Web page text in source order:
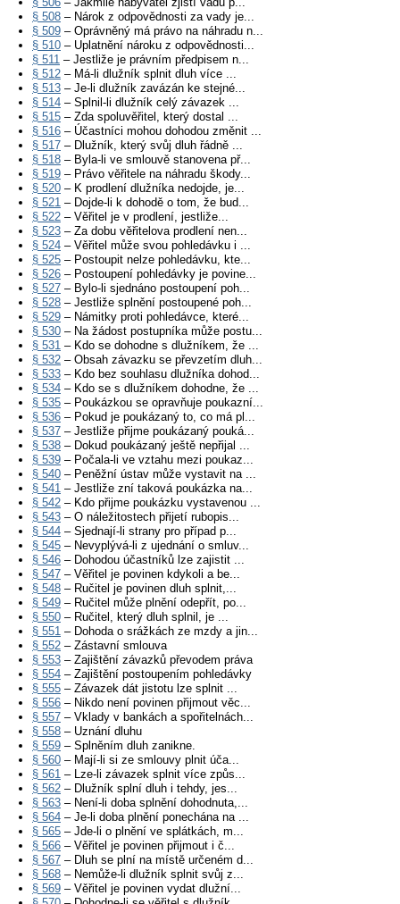
§ 508 – Nárok z odpovědnosti za vady je...
§ 509 – Oprávněný má právo na náhradu n...
§ 510 – Uplatnění nároku z odpovědnosti...
§ 511 – Jestliže je právním předpisem n...
§ 512 – Má-li dlužník splnit dluh více ...
§ 513 – Je-li dlužník zavázán ke stejné...
§ 514 – Splnil-li dlužník celý závazek ...
§ 515 – Zda spoluvěřitel, který dostal ...
§ 516 – Účastníci mohou dohodou změnit ...
§ 517 – Dlužník, který svůj dluh řádně ...
§ 518 – Byla-li ve smlouvě stanovena př...
§ 519 – Právo věřitele na náhradu škody...
§ 520 – K prodlení dlužníka nedojde, je...
§ 521 – Dojde-li k dohodě o tom, že bud...
§ 522 – Věřitel je v prodlení, jestliže...
§ 523 – Za dobu věřitelova prodlení nen...
§ 524 – Věřitel může svou pohledávku i ...
§ 525 – Postoupit nelze pohledávku, kte...
§ 526 – Postoupení pohledávky je povine...
§ 527 – Bylo-li sjednáno postoupení poh...
§ 528 – Jestliže splnění postoupené poh...
§ 529 – Námitky proti pohledávce, které...
§ 530 – Na žádost postupníka může postu...
§ 531 – Kdo se dohodne s dlužníkem, že ...
§ 532 – Obsah závazku se převzetím dluh...
§ 533 – Kdo bez souhlasu dlužníka dohod...
§ 534 – Kdo se s dlužníkem dohodne, že ...
§ 535 – Poukázkou se opravňuje poukazní...
§ 536 – Pokud je poukázaný to, co má pl...
§ 537 – Jestliže přijme poukázaný pouká...
§ 538 – Dokud poukázaný ještě nepřijal ...
§ 539 – Počala-li ve vztahu mezi poukaz...
§ 540 – Peněžní ústav může vystavit na ...
§ 541 – Jestliže zní taková poukázka na...
§ 542 – Kdo přijme poukázku vystavenou ...
§ 543 – O náležitostech přijetí rubopis...
§ 544 – Sjednají-li strany pro případ p...
§ 545 – Nevyplývá-li z ujednání o smluv...
§ 546 – Dohodou účastníků lze zajistit ...
§ 547 – Věřitel je povinen kdykoli a be...
§ 548 – Ručitel je povinen dluh splnit,...
§ 549 – Ručitel může plnění odepřít, po...
§ 550 – Ručitel, který dluh splnil, je ...
§ 551 – Dohoda o srážkách ze mzdy a jin...
§ 552 – Zástavní smlouva
§ 553 – Zajištění závazků převodem práva
§ 554 – Zajištění postoupením pohledávky
§ 555 – Závazek dát jistotu lze splnit ...
§ 556 – Nikdo není povinen přijmout věc...
§ 557 – Vklady v bankách a spořitelnách...
§ 558 – Uznání dluhu
§ 559 – Splněním dluh zanikne.
§ 560 – Mají-li si ze smlouvy plnit úča...
§ 561 – Lze-li závazek splnit více způs...
§ 562 – Dlužník splní dluh i tehdy, jes...
§ 563 – Není-li doba splnění dohodnuta,...
§ 564 – Je-li doba plnění ponechána na ...
§ 565 – Jde-li o plnění ve splátkách, m...
§ 566 – Věřitel je povinen přijmout i č...
§ 567 – Dluh se plní na místě určeném d...
§ 568 – Nemůže-li dlužník splnit svůj z...
§ 569 – Věřitel je povinen vydat dlužní...